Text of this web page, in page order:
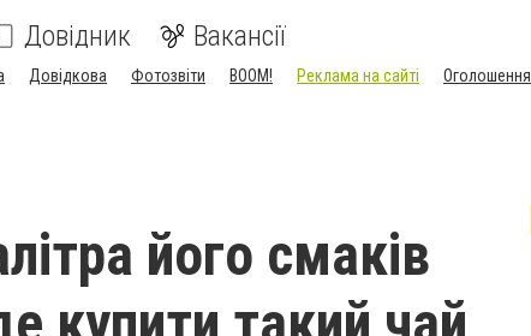
Довідник Вакансії
Довідкова Фотозвіти BOOM! Реклама на сайті
Оголошення
його смаків